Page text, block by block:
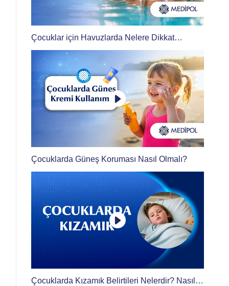
Çocuklar için Havuzlarda Nelere Dikkat
Edilmeli?
Çocuklarda Güneş Koruması Nasıl Olmalı?
Çocuklarda Kızamık Belirtileri Nelerdir? Nasıl